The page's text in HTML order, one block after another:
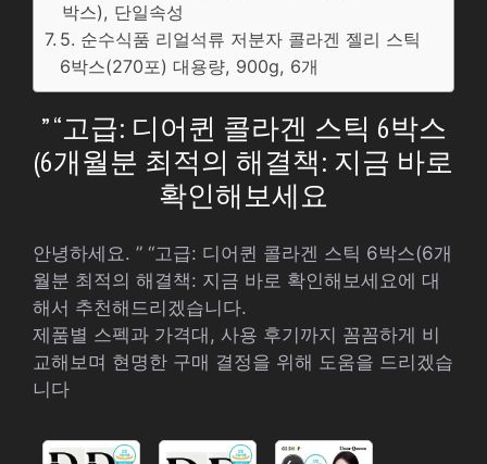
박스), 단일속성
5. 순수식품 리얼석류 저분자 콜라겐 젤리 스틱
6박스(270포) 대용량, 900g, 6개
” “고급: 디어퀸 콜라겐 스틱 6박스
(6개월분 최적의 해결책: 지금 바로
확인해보세요
안녕하세요. ” “고급: 디어퀸 콜라겐 스틱 6박스(6개
월분 최적의 해결책: 지금 바로 확인해보세요에 대
해서 추천해드리겠습니다.
제품별 스펙과 가격대, 사용 후기까지 꼼꼼하게 비
교해보며 현명한 구매 결정을 위해 도움을 드리겠습
니다